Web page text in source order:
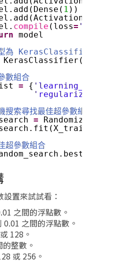
1 ))
compile (loss=
model
為 KerasClassifier
數組合
= { 'learning_rate'
索尋找最佳超參數組合
=
超參數組合
置來試試看：
之間的浮點數。
之間的浮點數。
128。
整數。
或 256。